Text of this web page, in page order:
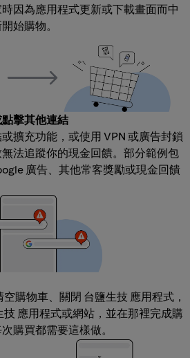
因為應用程式更新或下載畫面而中
始購物。
擊其他連結
擴充功能，或使用 VPN 或廣告封鎖
法追蹤你的現金回饋。部分範例包
廣告、其他常客獎勵或現金回饋
購物車、關閉 台鹽生技 應用程式，
技 應用程式或網站，並在那裡完成購
購買都需要這樣做。